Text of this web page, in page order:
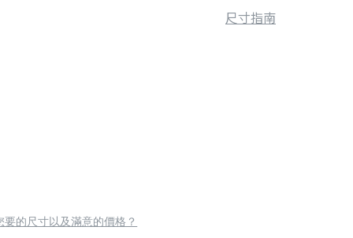
尺寸指南
要的尺寸以及滿意的價格？